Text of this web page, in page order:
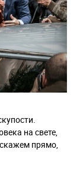
на свете,
прямо,